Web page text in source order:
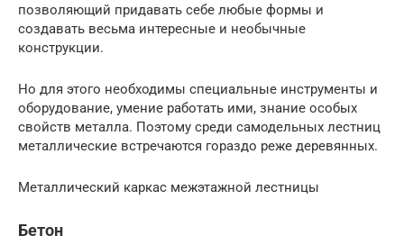
позволяющий придавать себе любые формы и
создавать весьма интересные и необычные
конструкции.
Но для этого необходимы специальные инструменты и
оборудование, умение работать ими, знание особых
свойств металла. Поэтому среди самодельных лестниц
металлические встречаются гораздо реже деревянных.
Металлический каркас межэтажной лестницы
Бетон